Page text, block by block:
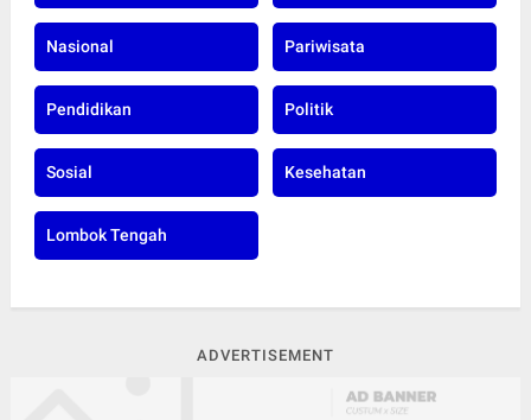
Nasional Pariwisata
Pendidikan Politik
Sosial Kesehatan
Lombok Tengah
ADVERTISEMENT